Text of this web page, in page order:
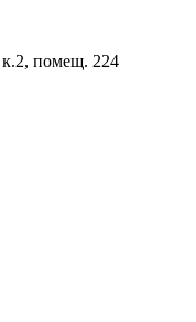
помещ. 224